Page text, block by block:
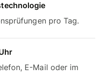
pro Tag.
E-Mail oder im